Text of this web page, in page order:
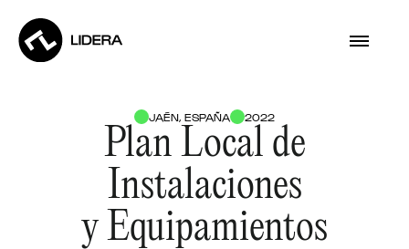
JAÉN, ESPAÑA 2022
Plan Local de
Instalaciones
y Equipamientos